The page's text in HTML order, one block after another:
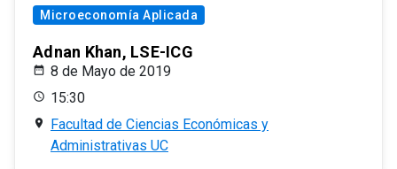
Microeconomía Aplicada
Adnan Khan, LSE-ICG
8 de Mayo de 2019
15:30
Facultad de Ciencias Económicas y
Administrativas UC